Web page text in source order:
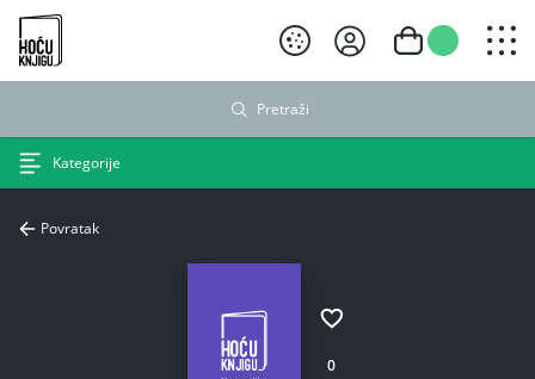
Hoću knjigu crni logo
Pretraži
Kategorije
Povratak
0